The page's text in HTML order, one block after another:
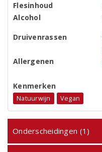
Flesinhoud
Alcohol
Druivenrassen
Allergenen
Kenmerken
Natuurwijn Vegan
Onderscheidingen (1)